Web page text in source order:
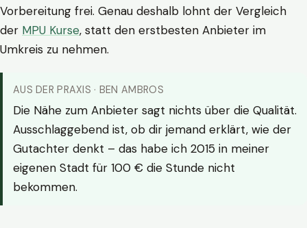
Vorbereitung frei. Genau deshalb lohnt der Vergleich
der MPU Kurse, statt den erstbesten Anbieter im
Umkreis zu nehmen.
AUS DER PRAXIS · BEN AMBROS
Die Nähe zum Anbieter sagt nichts über die Qualität.
Ausschlaggebend ist, ob dir jemand erklärt, wie der
Gutachter denkt – das habe ich 2015 in meiner
eigenen Stadt für 100 € die Stunde nicht
bekommen.